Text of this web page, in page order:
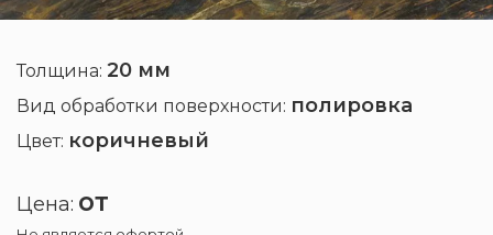
Толщина: 20 мм
Вид обработки поверхности: полировка
Цвет: коричневый
Цена: от